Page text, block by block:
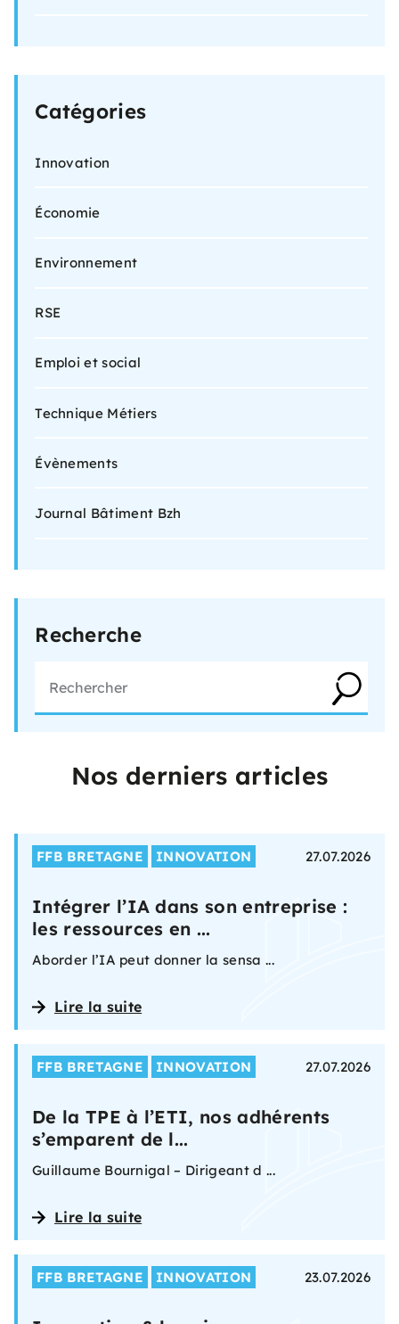
Catégories
Innovation
Économie
Environnement
RSE
Emploi et social
Technique Métiers
Évènements
Journal Bâtiment Bzh
Recherche
Nos derniers articles
FFB BRETAGNE INNOVATION 27.07.2026
Intégrer l’IA dans son entreprise :
les ressources en ...
Aborder l’IA peut donner la sensa ...
Lire la suite
FFB BRETAGNE INNOVATION 27.07.2026
De la TPE à l’ETI, nos adhérents
s’emparent de l...
Guillaume Bournigal – Dirigeant d ...
Lire la suite
FFB BRETAGNE INNOVATION 23.07.2026